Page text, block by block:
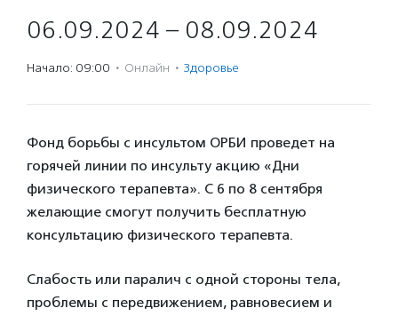
06.09.2024 – 08.09.2024
Начало: 09:00 · Онлайн · Здоровье
Фонд борьбы с инсультом ОРБИ проведет на
горячей линии по инсульту акцию «Дни
физического терапевта». С 6 по 8 сентября
желающие смогут получить бесплатную
консультацию физического терапевта.
Слабость или паралич с одной стороны тела,
проблемы с передвижением, равновесием и